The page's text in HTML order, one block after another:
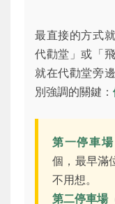
最直接的方式
代勸堂」或「
就在代勸堂旁
別強調的關鍵：
第一停車場
個，最早滿
不用想。
第二停車場